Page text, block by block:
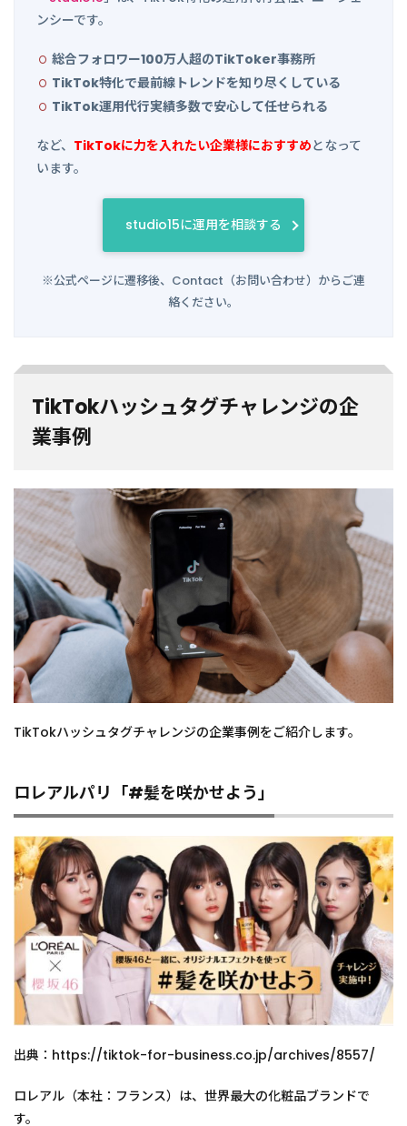
ンシーです。
総合フォロワー100万人超のTikToker事務所
TikTok特化で最前線トレンドを知り尽くしている
TikTok運用代行実績多数で安心して任せられる
など、 TikTokに力を入れたい企業様におすすめとなって
います。
studio15に運用を相談する
※公式ページに遷移後、Contact（お問い合わせ）からご連
絡ください。
TikTokハッシュタグチャレンジの企
業事例
TikTokハッシュタグチャレンジの企業事例をご紹介します。
ロレアルパリ「#髪を咲かせよう」
出典：https://tiktok-for-business.co.jp/archives/8557/
ロレアル（本社：フランス）は、世界最大の化粧品ブランドで
す。